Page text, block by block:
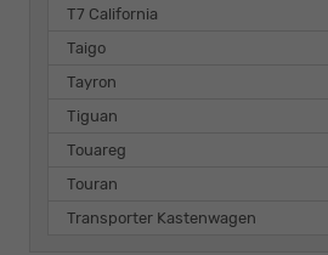
T7 California
Taigo
Tayron
Tiguan
Touareg
Touran
Transporter Kastenwagen